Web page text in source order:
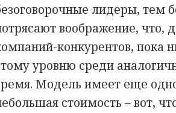
лидеры, тем
воображение, что,
конкурентов, пока
уровню среди
Модель имеет еще
стоимость – вот,